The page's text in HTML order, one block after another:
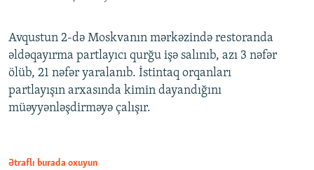
Avqustun 2-də Moskvanın mərkəzində restoranda
əldəqayırma partlayıcı qurğu işə salınıb, azı 3 nəfər
ölüb, 21 nəfər yaralanıb. İstintaq orqanları
partlayışın arxasında kimin dayandığını
müəyyənləşdirməyə çalışır.
Ətraflı burada oxuyun